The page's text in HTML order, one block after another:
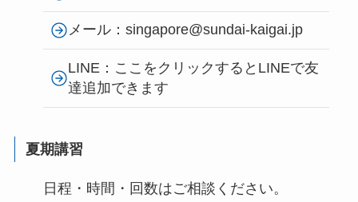
メール：singapore@sundai-kaigai.jp
LINE：ここをクリックするとLINEで友
達追加できます
夏期講習
日程・時間・回数はご相談ください。